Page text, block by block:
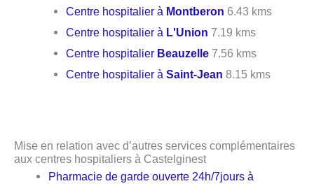
Centre hospitalier à Montberon 6.43 kms
Centre hospitalier à L'Union 7.19 kms
Centre hospitalier Beauzelle 7.56 kms
Centre hospitalier àSaint-Jean 8.15 kms
Mise en relation avec d’autres services complémentaires
aux centres hospitaliers à Castelginest
Pharmacie de garde ouverte 24h/7jours à